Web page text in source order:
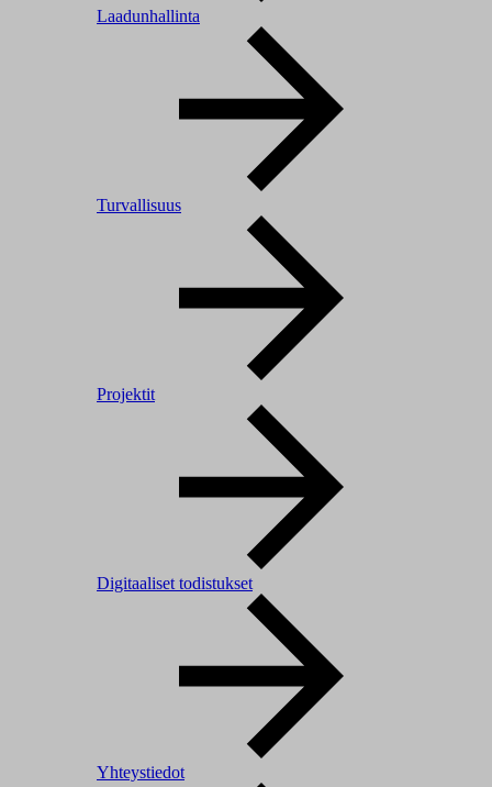
Laadunhallinta
Turvallisuus
Projektit
Digitaaliset todistukset
Yhteystiedot